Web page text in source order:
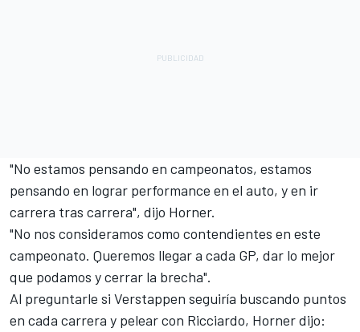
"No estamos pensando en campeonatos, estamos
pensando en lograr performance en el auto, y en ir
carrera tras carrera", dijo Horner.
"No nos consideramos como contendientes en este
campeonato. Queremos llegar a cada GP, dar lo mejor
que podamos y cerrar la brecha".
Al preguntarle si Verstappen seguiría buscando puntos
en cada carrera y pelear con Ricciardo, Horner dijo: